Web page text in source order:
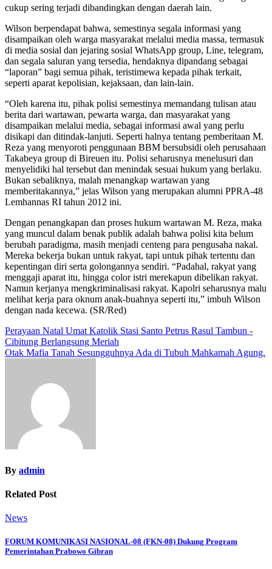
cukup sering terjadi dibandingkan dengan daerah lain.
Wilson berpendapat bahwa, semestinya segala informasi yang
disampaikan oleh warga masyarakat melalui media massa, termasuk
di media sosial dan jejaring sosial WhatsApp group, Line, telegram,
dan segala saluran yang tersedia, hendaknya dipandang sebagai
“laporan” bagi semua pihak, teristimewa kepada pihak terkait,
seperti aparat kepolisian, kejaksaan, dan lain-lain.
“Oleh karena itu, pihak polisi semestinya memandang tulisan atau
berita dari wartawan, pewarta warga, dan masyarakat yang
disampaikan melalui media, sebagai informasi awal yang perlu
disikapi dan ditindak-lanjuti. Seperti halnya tentang pemberitaan M.
Reza yang menyoroti penggunaan BBM bersubsidi oleh perusahaan
Takabeya group di Bireuen itu. Polisi seharusnya menelusuri dan
menyelidiki hal tersebut dan menindak sesuai hukum yang berlaku.
Bukan sebaliknya, malah menangkap wartawan yang
memberitakannya,” jelas Wilson yang merupakan alumni PPRA-48
Lemhannas RI tahun 2012 ini.
Dengan penangkapan dan proses hukum wartawan M. Reza, maka
yang muncul dalam benak publik adalah bahwa polisi kita belum
berubah paradigma, masih menjadi centeng para pengusaha nakal.
Mereka bekerja bukan untuk rakyat, tapi untuk pihak tertentu dan
kepentingan diri serta golongannya sendiri. “Padahal, rakyat yang
menggaji aparat itu, hingga color istri merekapun dibelikan rakyat.
Namun kerjanya mengkriminalisasi rakyat. Kapolri seharusnya malu
melihat kerja para oknum anak-buahnya seperti itu,” imbuh Wilson
dengan nada kecewa. (SR/Red)
Navigasi
pos
Perayaan Natal Umat Katolik Stasi Santo Petrus Rasul Tambun -
Cibitung Berlangsung Meriah
Otak Mafia Tanah Sesungguhnya Ada di Tubuh Mahkamah Agung.
By admin
Related Post
News
FORUM KOMUNIKASI NASIONAL-08 (FKN-08) Dukung Program
Pemerintahan Prabowo Gibran